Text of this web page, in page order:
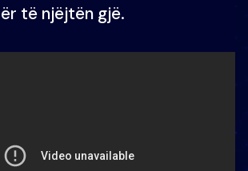
të njëjtën gjë.